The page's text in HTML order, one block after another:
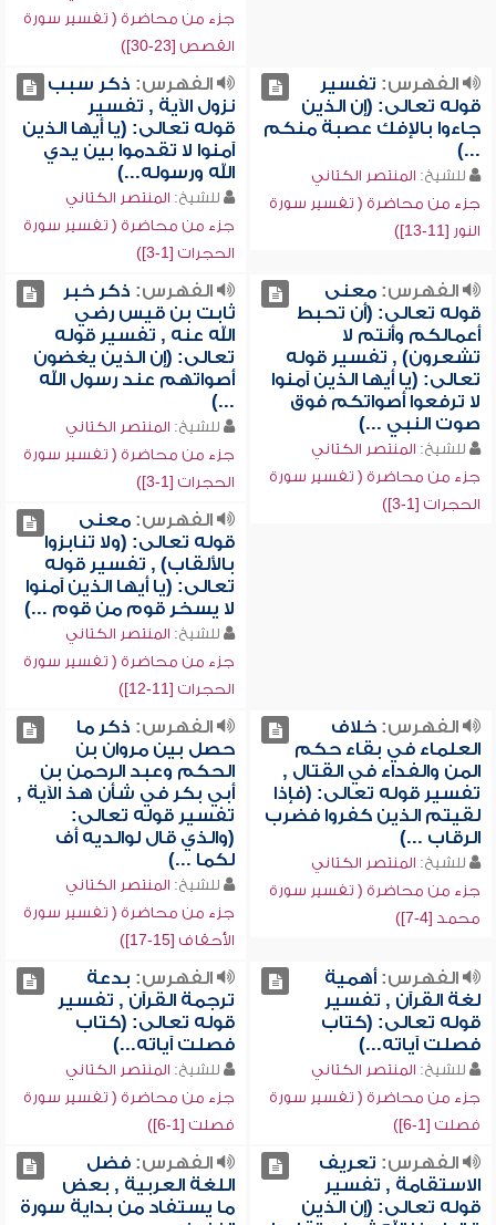
جزء من محاضرة ( تفسير سورة
القصص [23-30])
الفهرس: تفسير
قوله تعالى: (إن الذين
جاءوا بالإفك عصبة منكم
...)
للشيخ: المنتصر الكتاني
جزء من محاضرة ( تفسير سورة
النور [11-13])
الفهرس: ذكر سبب
نزول الآية , تفسير
قوله تعالى: (يا أيها الذين
آمنوا لا تقدموا بين يدي
الله ورسوله...)
للشيخ: المنتصر الكتاني
جزء من محاضرة ( تفسير سورة
الحجرات [1-3])
الفهرس:معنى
قوله تعالى: (أن تحبط
أعمالكم وأنتم لا
تشعرون) , تفسير قوله
تعالى: (يا أيها الذين آمنوا
لا ترفعوا أصواتكم فوق
صوت النبي ...)
للشيخ: المنتصر الكتاني
جزء من محاضرة ( تفسير سورة
الحجرات [1-3])
الفهرس: ذكر خبر
ثابت بن قيس رضي
الله عنه , تفسير قوله
تعالى: (إن الذين يغضون
أصواتهم عند رسول الله
...)
للشيخ: المنتصر الكتاني
جزء من محاضرة ( تفسير سورة
الحجرات [1-3])
الفهرس:معنى
قوله تعالى: (ولا تنابزوا
بالألقاب) , تفسير قوله
تعالى: (يا أيها الذين آمنوا
لا يسخر قوم من قوم ...)
للشيخ: المنتصر الكتاني
جزء من محاضرة ( تفسير سورة
الحجرات [11-12])
الفهرس:خلاف
العلماء في بقاء حكم
المن والفداء في القتال ,
تفسير قوله تعالى: (فإذا
لقيتم الذين كفروا فضرب
الرقاب ...)
للشيخ: المنتصر الكتاني
جزء من محاضرة ( تفسير سورة
محمد [4-7])
الفهرس: ذكر ما
حصل بين مروان بن
الحكم وعبد الرحمن بن
أبي بكر في شأن هذ الآية ,
تفسير قوله تعالى:
(والذي قال لوالديه أف
لكما ...)
للشيخ: المنتصر الكتاني
جزء من محاضرة ( تفسير سورة
الأحقاف [15-17])
الفهرس:أهمية
لغة القرآن , تفسير
قوله تعالى: (كتاب
فصلت آياته...)
للشيخ: المنتصر الكتاني
جزء من محاضرة ( تفسير سورة
فصلت [1-6])
الفهرس: بدعة
ترجمة القرآن , تفسير
قوله تعالى: (كتاب
فصلت آياته...)
للشيخ: المنتصر الكتاني
جزء من محاضرة ( تفسير سورة
فصلت [1-6])
الفهرس: تعريف
الاستقامة , تفسير
قوله تعالى: (إن الذين
الفهرس:فضل
اللغة العربية , بعض
ما يستفاد من بداية سورة